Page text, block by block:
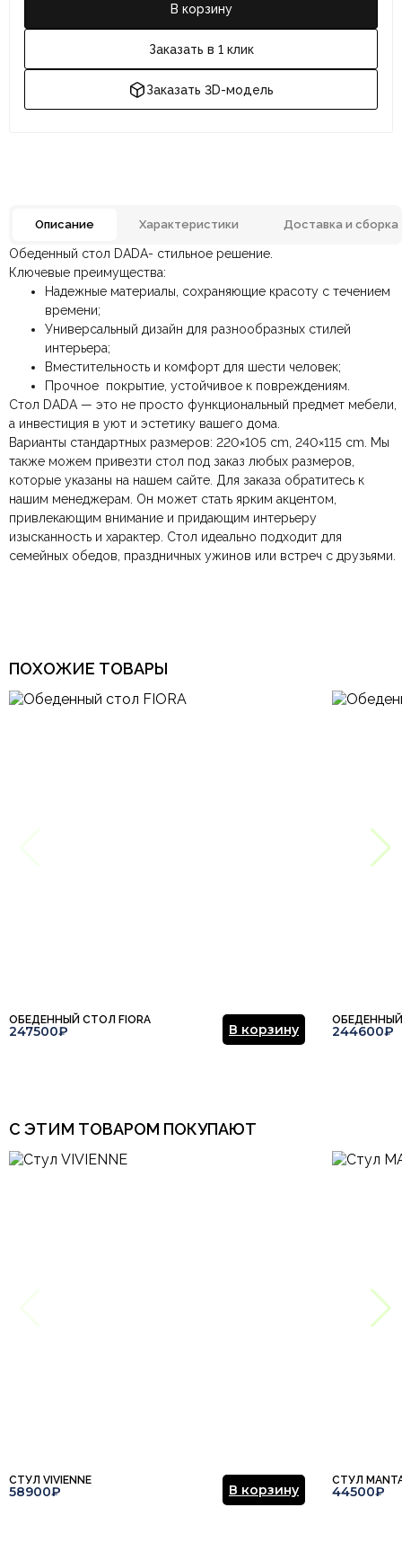
В корзину
Заказать в 1 клик
Заказать 3D-модель
Описание Характеристики Доставка и сборка
Обеденный стол DADA- стильное решение.
Ключевые преимущества:
Надежные материалы, сохраняющие красоту с течением
времени;
Универсальный дизайн для разнообразных стилей
интерьера;
Вместительность и комфорт для шести человек;
Прочное покрытие, устойчивое к повреждениям.
Стол DADA — это не просто функциональный предмет мебели,
а инвестиция в уют и эстетику вашего дома.
Варианты стандартных размеров: 220×105 cm, 240×115 cm. Мы
также можем привезти стол под заказ любых размеров,
которые указаны на нашем сайте. Для заказа обратитесь к
нашим менеджерам. Он может стать ярким акцентом,
привлекающим внимание и придающим интерьеру
изысканность и характер. Стол идеально подходит для
семейных обедов, праздничных ужинов или встреч с друзьями.
Комната
Материал
Регенерированная кожа,
Натуральный камень
Цвет Белый, Серый, Черный
Размеры ШxГxВ 2000х1000х750 мм.
Тип дизайна
Современный,
Итальянский, Модерн
Тип продажи
По всей России:
компаниюСДЭК. Срок доставки —до 7 дней.
По Москве и Санкт-Петербургу:
Яндекс.Доставка — доставка в день заказа.
Оплата в салоне-магазине
при самовывозе.
Безналичная оплата по счёту
физических лиц.
Онлайн оплата картой— быстрая и безопасная через
сайт.
Отзывов ещё нет. Напишите первым.
Ваша общая оценка
Заголовок вашего отзыва
Ваш отзыв
Ваше имя
Ваша эл.почта
Отправить отзыв
ПОХОЖИЕ ТОВАРЫ
ОБЕДЕННЫЙ СТОЛ FIORA
247500₽ В корзину
ОБЕДЕННЫЙ
244600₽
С ЭТИМ ТОВАРОМ ПОКУПАЮТ
СТУЛ VIVIENNE
58900₽ В корзину
СТУЛ
44500₽